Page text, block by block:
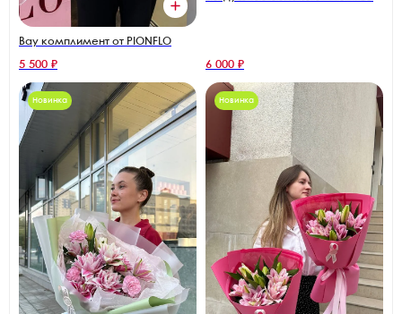
Вау комплимент от PIONFLO
5 500 ₽ 6 000 ₽
Новинка Новинка